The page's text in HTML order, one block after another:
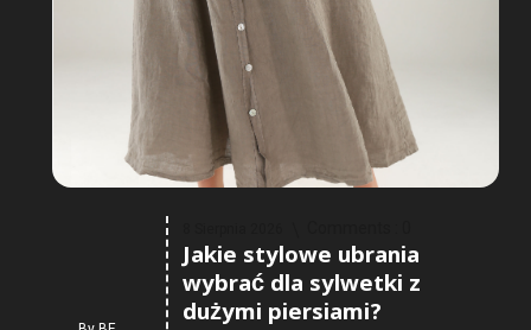
Jakie stylowe ubrania
wybrać dla sylwetki z
dużymi piersiami?